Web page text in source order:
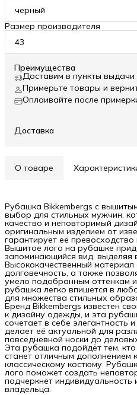
черный
Размер производителя
43
Преимущества
Доставим в пункты
Примерьте товары и
Оплаивайте после
Доставка
О товаре
Рубашка Bikkembergs с
выбор для стильных мужчин,
качество и неповторимый
оригинальным изделием от
гарантирует её
Вышитое лого на рубашке
запоминающийся вид, выделяя
Высококачественный
долговечность, а также
умело подобранным оттенкам
рубашка легко впишется в
для множества стильных
Бренд Bikkembergs известен
к дизайну одежды, и эта
сочетает в себе элегантность
делает её актуальной для
повседневной носки до
Эта рубашка подойдёт тем,
станет отличным
классическому костюму.
лого поможет создать
подчеркнёт индивидуальность
владельца.